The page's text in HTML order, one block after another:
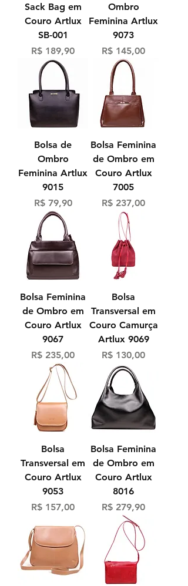
Sack Bag em
Couro Artlux
SB-001
Preço
R$ 189,90
Ombro
Feminina Artlux
9073
Preço
R$ 145,00
Bolsa de
Ombro
Feminina Artlux
9015
Preço
R$ 79,90
Bolsa Feminina
de Ombro em
Couro Artlux
7005
Preço
R$ 237,00
Bolsa Feminina
de Ombro em
Couro Artlux
9067
Preço
R$ 235,00
Bolsa
Transversal em
Couro Camurça
Artlux 9069
Preço
R$ 130,00
Bolsa
Transversal em
Couro Artlux
9053
Preço
R$ 157,00
Bolsa Feminina
de Ombro em
Couro Artlux
8016
Preço
R$ 279,90